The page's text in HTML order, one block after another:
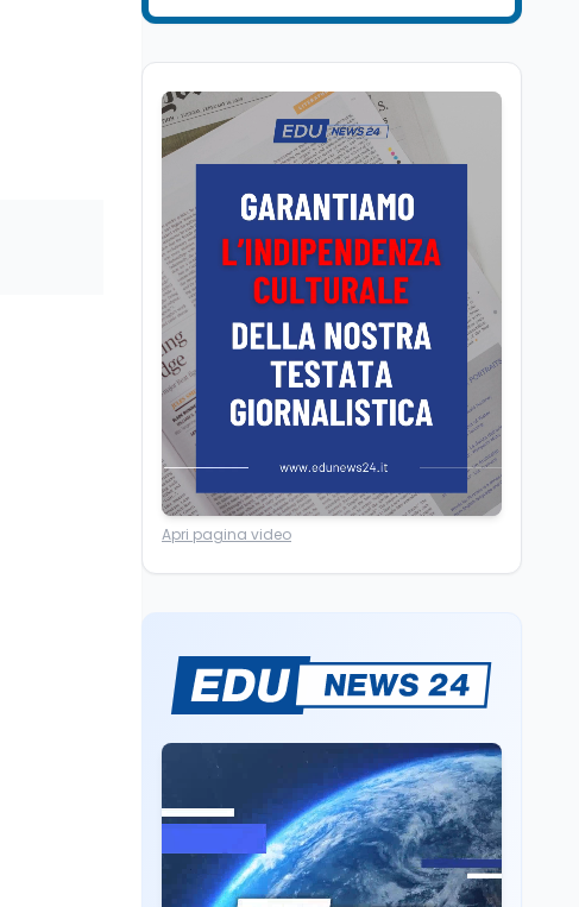
Scuola 6 ago
Posizioni economiche
ATA: la matematica
4.150 euro
Cultura6 ago
Spesa culturale in
Lombardia da record,
ma la voragine Nord-
Sud triplica
Cultura6 ago
Francesco Guccini si è
Ricerca6 ago
Un secolo di Warburg: il
Ricerca
Il rivelatore che 'vede' i
reattori spenti
Scuola6 ago
Posizioni economiche
ATA: la matematica
degli arretrati fino a
4.150 euro
Apri pagina video